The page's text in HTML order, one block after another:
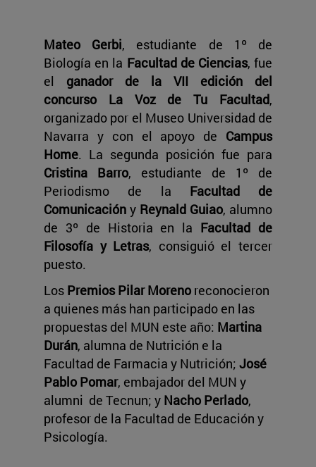
Mateo Gerbi, estudiante de 1º de
Biología en la Facultad de Ciencias, fue
el ganador de la VII edición del
concurso La Voz de Tu Facultad,
organizado por el Museo Universidad de
Navarra y con el apoyo de Campus
Home. La segunda posición fue para
Cristina Barro, estudiante de 1º de
Periodismo de la Facultad de
Comunicación y Reynald Guiao, alumno
de 3º de Historia en la Facultad de
Filosofía y Letras, consiguió el tercer
puesto.
Los Premios Pilar Moreno reconocieron
a quienes más han participado en las
propuestas del MUN este año: Martina
Durán, alumna de Nutrición e la
Facultad de Farmacia y Nutrición; José
Pablo Pomar, embajador del MUN y
alumni de Tecnun; y Nacho Perlado,
profesor de la Facultad de Educación y
Psicología.